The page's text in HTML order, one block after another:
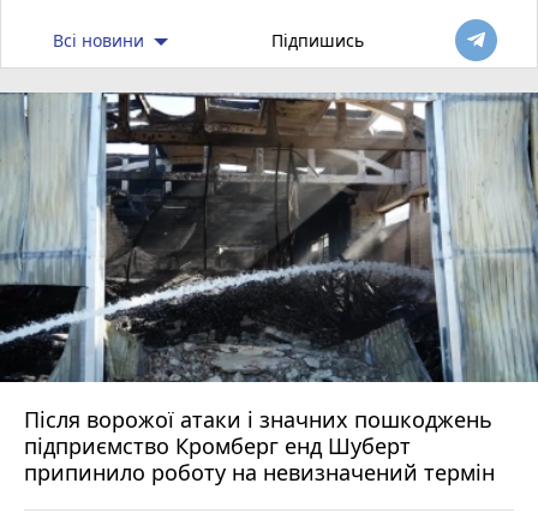
Всі новини Підпишись
Після ворожої атаки і значних пошкоджень
підприємство Кромберг енд Шуберт
припинило роботу на невизначений термін